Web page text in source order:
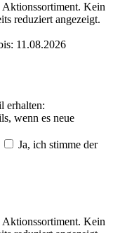
Kein
reduziert angezeigt.
11.08.2026
erhalten:
wenn es neue
Ja, ich stimme der
Kein